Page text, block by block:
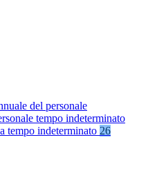
del personale
tempo indeterminato
tempo indeterminato 26